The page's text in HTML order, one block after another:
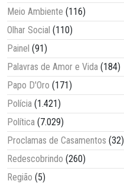
Meio Ambiente (116)
Olhar Social (110)
Painel (91)
Palavras de Amor e Vida (184)
Papo D'Oro (171)
Polícia (1.421)
Política (7.029)
Proclamas de Casamentos (32)
Redescobrindo (260)
Região (5)